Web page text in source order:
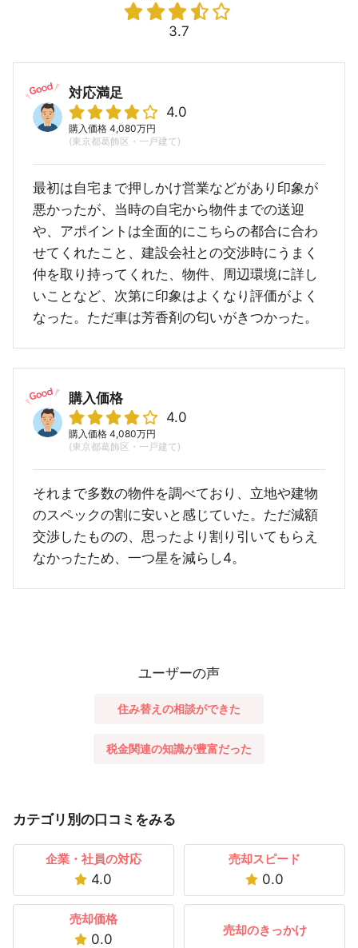
3.7
対応満足
4.0
購入価格 4,080万円
(東京都葛飾区・一戸建て)
最初は自宅まで押しかけ営業などがあり印象が
悪かったが、当時の自宅から物件までの送迎
や、アポイントは全面的にこちらの都合に合わ
せてくれたこと、建設会社との交渉時にうまく
仲を取り持ってくれた、物件、周辺環境に詳し
いことなど、次第に印象はよくなり評価がよく
なった。ただ車は芳香剤の匂いがきつかった。
購入価格
4.0
購入価格 4,080万円
(東京都葛飾区・一戸建て)
それまで多数の物件を調べており、立地や建物
のスペックの割に安いと感じていた。ただ減額
交渉したものの、思ったより割り引いてもらえ
なかったため、一つ星を減らし4。
ユーザーの声
住み替えの相談ができた
税金関連の知識が豊富だった
カテゴリ別の口コミをみる
企業・社員の対応
4.0
売却スピード
0.0
売却価格
0.0
売却のきっかけ